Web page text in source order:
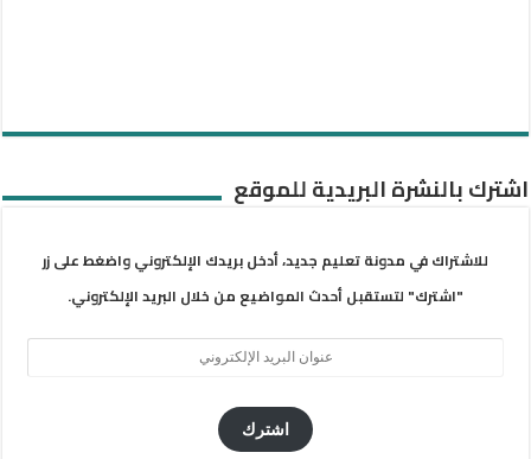
اشترك بالنشرة البريدية للموقع
للاشتراك في مدونة تعليم جديد، أدخل بريدك الإلكتروني واضغط على زر
"اشترك" لتستقبل أحدث المواضيع من خلال البريد الإلكتروني.
اشترك